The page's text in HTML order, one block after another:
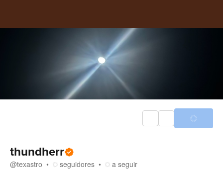
thundherr
@texastro seguidores
a seguir